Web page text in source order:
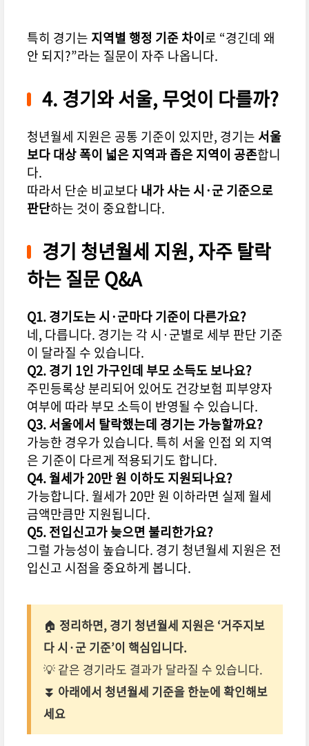
특히 경기는 지역별 행정 기준 차이로 “경긴데 왜
안 되지?”라는 질문이 자주 나옵니다.
4. 경기와 서울, 무엇이 다를까?
청년월세 지원은 공통 기준이 있지만, 경기는 서울
보다 대상 폭이 넓은 지역과 좁은 지역이 공존합니
다.
따라서 단순 비교보다 내가 사는 시·군 기준으로
판단하는 것이 중요합니다.
경기 청년월세 지원, 자주 탈락
하는 질문 Q&A
Q1. 경기도는 시·군마다 기준이 다른가요?
네, 다릅니다. 경기는 각 시·군별로 세부 판단 기준
이 달라질 수 있습니다.
Q2. 경기 1인 가구인데 부모 소득도 보나요?
주민등록상 분리되어 있어도 건강보험 피부양자
여부에 따라 부모 소득이 반영될 수 있습니다.
Q3. 서울에서 탈락했는데 경기는 가능할까요?
가능한 경우가 있습니다. 특히 서울 인접 외 지역
은 기준이 다르게 적용되기도 합니다.
Q4. 월세가 20만 원 이하도 지원되나요?
가능합니다. 월세가 20만 원 이하라면 실제 월세
금액만큼만 지원됩니다.
Q5. 전입신고가 늦으면 불리한가요?
그럴 가능성이 높습니다. 경기 청년월세 지원은 전
입신고 시점을 중요하게 봅니다.
🏠 정리하면, 경기 청년월세 지원은 ‘거주지보
다 시·군 기준’이 핵심입니다.
💡 같은 경기라도 결과가 달라질 수 있습니다.
⏬ 아래에서 청년월세 기준을 한눈에 확인해보
세요